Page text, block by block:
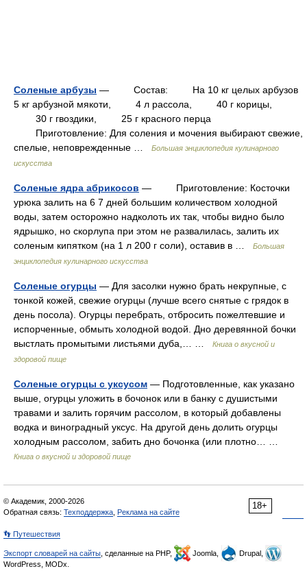
Соленые арбузы — Состав: На 10 кг целых арбузов
5 кг арбузной мякоти, 4 л рассола, 40 г корицы,
30 г гвоздики, 25 г красного перца
Приготовление: Для соления и мочения выбирают свежие,
спелые, неповрежденные …
Большая энциклопедия кулинарного
искусства
Соленые ядра абрикосов — Приготовление: Косточки
урюка залить на 6 7 дней большим количеством холодной
воды, затем осторожно надколоть их так, чтобы видно было
ядрышко, но скорлупа при этом не развалилась, залить их
соленым кипятком (на 1 л 200 г соли), оставив в …
Большая
энциклопедия кулинарного искусства
Соленые огурцы — Для засолки нужно брать некрупные, с
тонкой кожей, свежие огурцы (лучше всего снятые с грядок в
день посола). Огурцы перебрать, отбросить пожелтевшие и
испорченные, обмыть холодной водой. Дно деревянной бочки
выстлать промытыми листьями дуба,… …
Книга о вкусной и
здоровой пище
Соленые огурцы с уксусом — Подготовленные, как указано
выше, огурцы уложить в бочонок или в банку с душистыми
травами и залить горячим рассолом, в который добавлены
водка и виноградный уксус. На другой день долить огурцы
холодным рассолом, забить дно бочонка (или плотно… …
Книга о вкусной и здоровой пище
18+
© Академик, 2000-2026
Обратная связь: Техподдержка Реклама на сайте
👣 Путешествия
Экспорт словарей на сайты , сделанные на PHP, Joomla,
Drupal,
WordPress, MODx.